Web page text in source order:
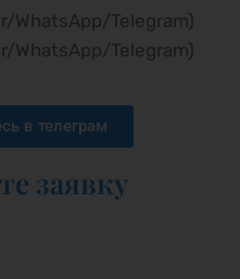
WhatsApp/Telegram)
WhatsApp/Telegram)
в телеграм
заявку